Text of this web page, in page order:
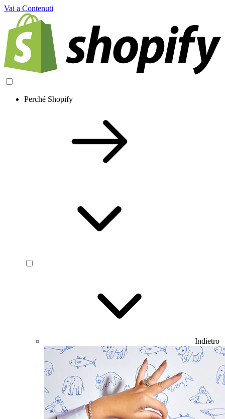
Vai a Contenuti
Perché Shopify
Indietro